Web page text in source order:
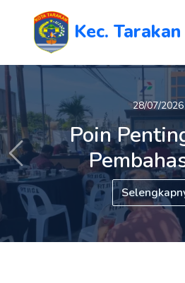
Kec.
28/07/2026
Poin
27/07/2026
Tiga
Previous